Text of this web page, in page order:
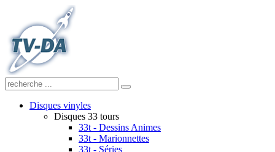
Disques vinyles
Disques 33 tours
33t - Dessins Animes
33t - Marionnettes
33t - Séries